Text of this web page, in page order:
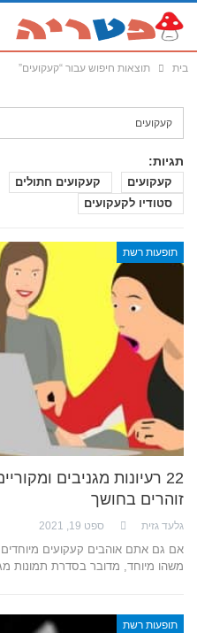
בית תוצאות חיפוש עבור “קעקועים”
תגיות:
קעקועים קעקועים חתולים
סטודיו לקעקועים
תופעות רשת
22 רעיונות מגניבים
זוהרים בחושך
גלעד גזית ספט 19, 2021
אם גם אתם אוהבים קעקועים
משהו מיוחד, מדובר בסדרת תמונות
תופעות רשת